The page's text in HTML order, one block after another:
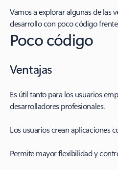
Vamos a explorar algunas de las
desarrollo con poco código
Poco código
Ventajas
Es útil tanto para los usuarios
desarrolladores profesionales.
Los usuarios crean aplicaciones
Permite mayor flexibilidad y